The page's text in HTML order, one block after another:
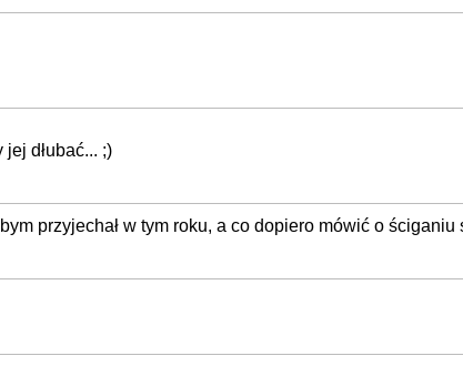
dłubać... ;)
przyjechał w tym roku, a co dopiero mówić o ściganiu